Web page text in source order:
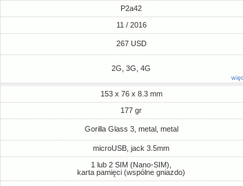
P2a42
11 / 2016
267 USD
2G, 3G, 4G
153 x 76 x 8.3 mm
177 gr
Gorilla Glass 3, metal, metal
microUSB, jack 3.5mm
1 lub 2 SIM (Nano-SIM),
karta pamięci (wspólne gniazdo)